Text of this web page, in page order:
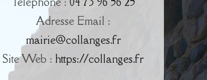
Adresse Email :
mairie@collanges.fr
Site Web : https://collanges.fr